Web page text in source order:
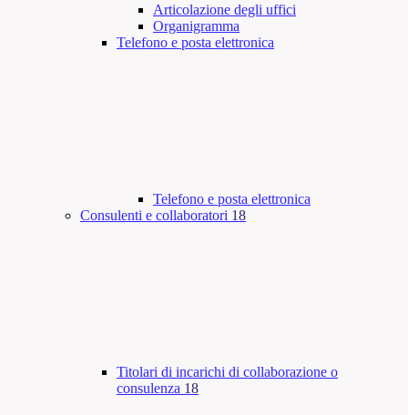
Articolazione degli uffici
Organigramma
Telefono e posta elettronica
Telefono e posta elettronica
Consulenti e collaboratori 18
Titolari di incarichi di collaborazione o
consulenza 18